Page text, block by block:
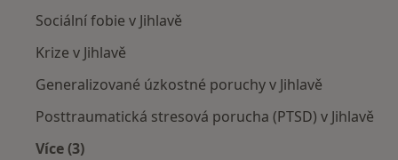
Sociální fobie v Jihlavě
Krize v Jihlavě
Generalizované úzkostné poruchy v Jihlavě
Posttraumatická stresová porucha (PTSD) v Jihlavě
Více (3)